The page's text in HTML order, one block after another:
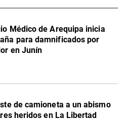
Médico de Arequipa inicia
para damnificados por
en Junín
de camioneta a un abismo
heridos en La Libertad